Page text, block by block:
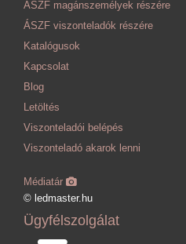
ÁSZF magánszemélyek részére
ÁSZF viszonteladók részére
Katalógusok
Kapcsolat
Blog
Letöltés
Viszonteladói belépés
Viszonteladó akarok lenni
Médiatár
© ledmaster.hu
Ügyfélszolgálat